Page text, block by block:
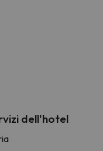
dell'hotel